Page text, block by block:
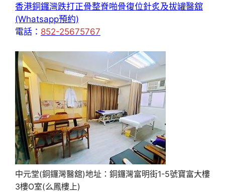
香港銅鑼灣跌打正骨整脊啪骨復位針炙及拔罐醫舘
(Whatsapp預約)
電話： 852-25675767
中元堂(銅鑼灣醫舘)地址：銅鑼灣富明街1-5號寶富大樓
3樓O室(么鳳樓上)